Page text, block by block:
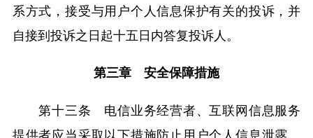
系方式，接受与用户个人信息保护有关的投诉，并
自接到投诉之日起十五日内答复投诉人。
第三章 安全保障措施
第十三条 电信业务经营者、互联网信息服务
提供者应当采取以下措施防止用户个人信息泄露、